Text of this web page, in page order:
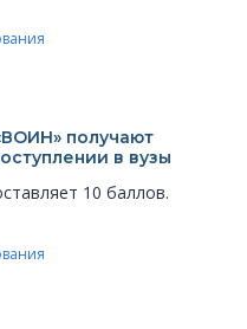
получают
в вузы
10 баллов.